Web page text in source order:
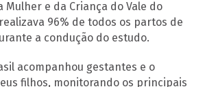
Mulher e da Criança do Vale do
96% de todos os partos de
a condução do estudo.
acompanhou gestantes e o
filhos, monitorando os principais